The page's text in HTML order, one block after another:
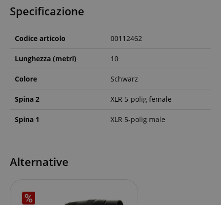
Specificazione
Codice articolo 00112462
Lunghezza (metri) 10
Colore Schwarz
Spina 2 XLR 5-polig female
Spina 1 XLR 5-polig male
Alternative